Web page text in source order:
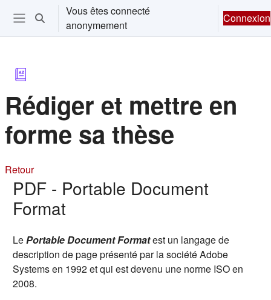
Passer au contenu principal
Ouvrir le menu de navigation
Activer/désactiver la saisie de recherche
Vous êtes connecté
anonymement
Connexion
Rédiger et mettre en
forme sa thèse
Retour
PDF - Portable Document
Format
LePortable Document Formatest un langage de
description de page présenté par la société Adobe
Systems en 1992 et qui est devenu une norme ISO en
2008.